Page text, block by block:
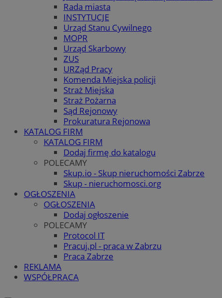
Rada miasta
INSTYTUCJE
Urząd Stanu Cywilnego
MOPR
Urząd Skarbowy
ZUS
URZąd Pracy
Komenda Miejska policji
Straż Miejska
Straż Pożarna
Sąd Rejonowy
Prokuratura Rejonowa
KATALOG FIRM
KATALOG FIRM
Dodaj firmę do katalogu
POLECAMY
Skup.io - Skup nieruchomości Zabrze
Skup - nieruchomosci.org
OGŁOSZENIA
OGŁOSZENIA
Dodaj ogłoszenie
POLECAMY
Protocol IT
Pracuj.pl - praca w Zabrzu
Praca Zabrze
REKLAMA
WSPÓŁPRACA